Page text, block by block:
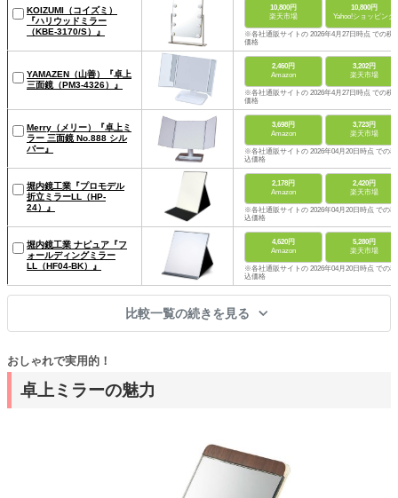
KOIZUMI（コイズミ）
『ハリウッドミラー
（KBE-3170/S）』
10,800円
楽天市場
10,800円
Yahoo!ショッピング
※各社通販サイトの 2026年4月27日時点 での税
価格
YAMAZEN（山善）『卓上
三面鏡（PM3-4326）』
2,460円
Amazon
3,202円
楽天市場
※各社通販サイトの 2026年4月27日時点 での税
価格
Merry（メリー）『卓上ミ
ラー 三面鏡 No.888 シル
バー』
3,698円
Amazon
3,723円
楽天市場
※各社通販サイトの 2026年04月20日時点 での税
込価格
堀内鏡工業『プロモデル
折立ミラーLL（HP-
24）』
2,178円
Amazon
2,420円
楽天市場
※各社通販サイトの 2026年04月20日時点 での税
込価格
堀内鏡工業 ナピュア『フ
ォールディングミラー
LL（HF04-BK）』
4,620円
Amazon
5,280円
楽天市場
※各社通販サイトの 2026年04月20日時点 での税
込価格
比較一覧の続きを見る
卓上ミラーの魅力
おしゃれで実用的！